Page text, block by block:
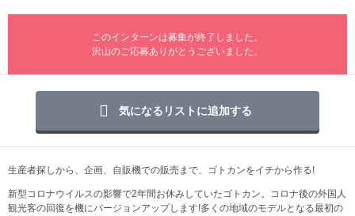
このインターンは募集が終了しました。
沢山のご応募ありがとうございました。
気になるリストに追加する
生産者探しから、企画、自販機での販売まで、ゴトカンをイチから作る!
新型コロナウイルスの影響で2年間お休みしていたゴトカン。コロナ後の外国人
観光客の回復を機にバージョンアップします!多くの地域のモデルとなる最初の